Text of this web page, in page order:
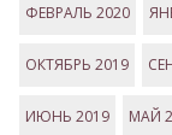
ФЕВРАЛЬ 2020
ОКТЯБРЬ 2019
ИЮНЬ 2019 МАЙ